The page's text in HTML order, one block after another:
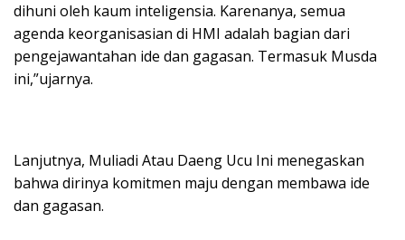
dihuni oleh kaum inteligensia. Karenanya, semua
agenda keorganisasian di HMI adalah bagian dari
pengejawantahan ide dan gagasan. Termasuk Musda
ini,”ujarnya.
Lanjutnya, Muliadi Atau Daeng Ucu Ini menegaskan
bahwa dirinya komitmen maju dengan membawa ide
dan gagasan.